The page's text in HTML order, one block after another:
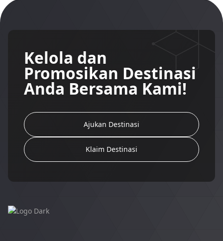
Kelola dan
Promosikan Destinasi
Anda Bersama Kami!
Ajukan Destinasi
Klaim Destinasi